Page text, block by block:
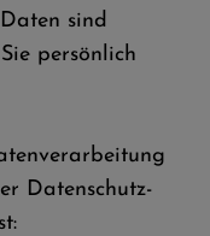
sind
persönlich
Datenschutz-